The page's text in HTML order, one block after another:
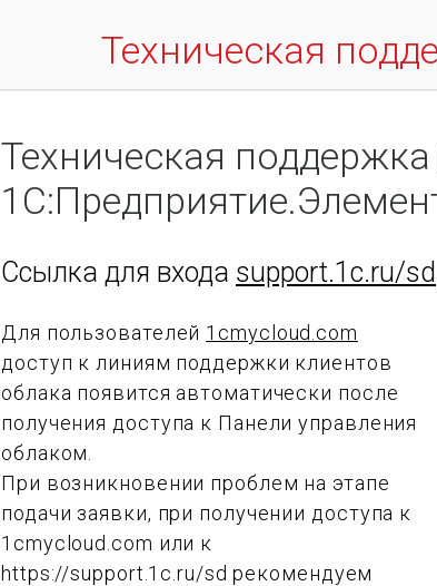
Техническая
Ссылка для входа support.1c.ru/sd
Для пользователей 1cmycloud.com
доступ к линиям поддержки клиентов
облака появится автоматически после
получения доступа к Панели управления
облаком.
При возникновении проблем на этапе
подачи заявки, при получении доступа к
1cmycloud.com или к
https://support.1c.ru/sd рекомендуем
Техническая